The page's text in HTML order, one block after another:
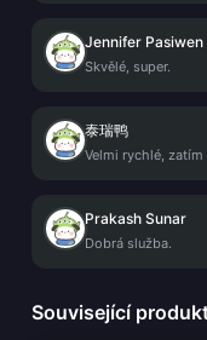
Jennifer Pasiwen
Skvělé, super.
泰瑞鸭
Velmi rychlé,
Prakash Sunar
Dobrá služba.
Související